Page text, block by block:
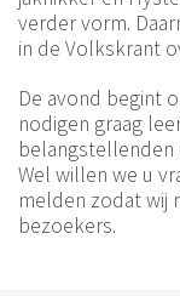
verder vorm.
in de Volkskrant
De avond begint
nodigen graag
belangstellenden
Wel willen we u
melden zodat wij
bezoekers.